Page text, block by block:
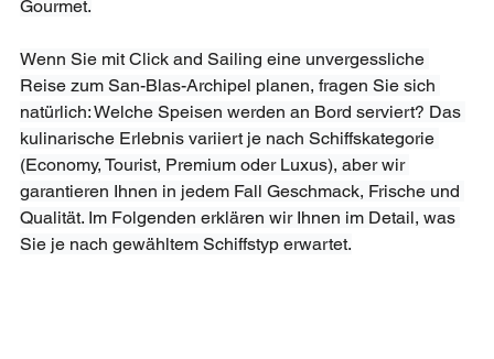
Gourmet.
Wenn Sie mit Click and Sailing eine unvergessliche
Reise zum San-Blas-Archipel planen, fragen Sie sich
natürlich: Welche Speisen werden an Bord serviert? Das
kulinarische Erlebnis variiert je nach Schiffskategorie
(Economy, Tourist, Premium oder Luxus), aber wir
garantieren Ihnen in jedem Fall Geschmack, Frische und
Qualität. Im Folgenden erklären wir Ihnen im Detail, was
Sie je nach gewähltem Schiffstyp erwartet.